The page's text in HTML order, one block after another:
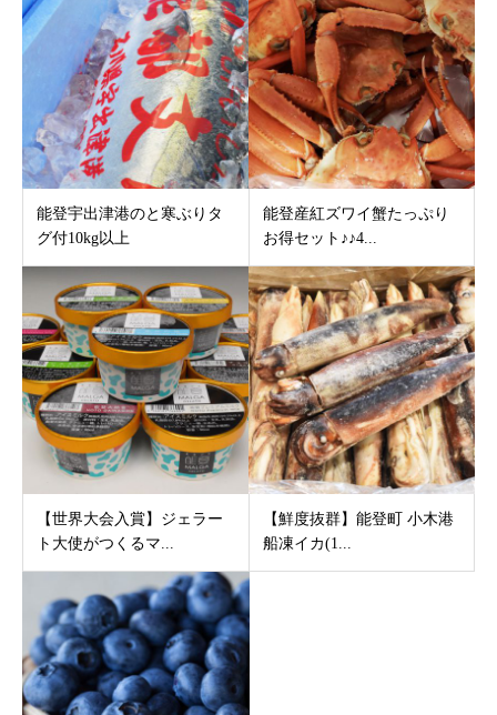
能登宇出津港のと寒ぶりタ
グ付10kg以上
能登産紅ズワイ蟹たっぷり
お得セット♪♪4...
【世界大会入賞】ジェラー
ト大使がつくるマ...
【鮮度抜群】能登町 小木港
船凍イカ(1...